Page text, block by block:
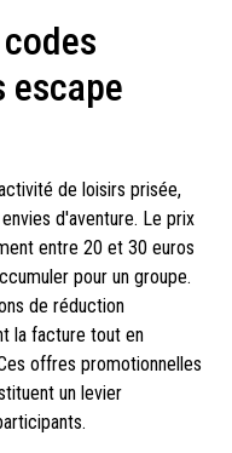
escape
de loisirs prisée,
d'aventure. Le prix
entre 20 et 30 euros
pour un groupe.
de réduction
la facture tout en
offres promotionnelles
un levier